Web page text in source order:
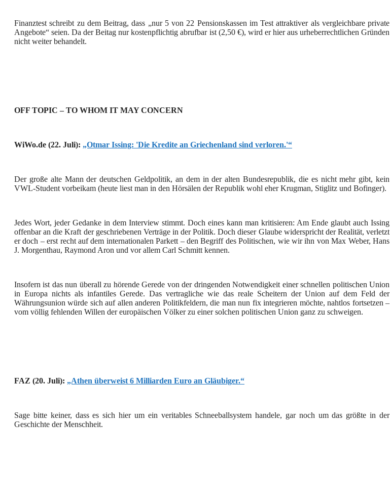
Finanztest schreibt zu dem Beitrag, dass „nur 5 von 22 Pensionskassen im Test attraktiver als vergleichbare private
Angebote“ seien. Da der Beitag nur kostenpflichtig abrufbar ist (2,50 €), wird er hier aus urheberrechtlichen Gründen
nicht weiter behandelt.
OFF TOPIC – TO WHOM IT MAY CONCERN
WiWo.de (22. Juli): „Otmar Issing: 'Die Kredite an Griechenland sind verloren.'“
Der große alte Mann der deutschen Geldpolitik, an dem in der alten Bundesrepublik, die es nicht mehr gibt, kein
VWL-Student vorbeikam (heute liest man in den Hörsälen der Republik wohl eher Krugman, Stiglitz und Bofinger).
Jedes Wort, jeder Gedanke in dem Interview stimmt. Doch eines kann man kritisieren: Am Ende glaubt auch Issing
offenbar an die Kraft der geschriebenen Verträge in der Politik. Doch dieser Glaube widerspricht der Realität, verletzt
er doch – erst recht auf dem internationalen Parkett – den Begriff des Politischen, wie wir ihn von Max Weber, Hans
J. Morgenthau, Raymond Aron und vor allem Carl Schmitt kennen.
Insofern ist das nun überall zu hörende Gerede von der dringenden Notwendigkeit einer schnellen politischen Union
in Europa nichts als infantiles Gerede. Das vertragliche wie das reale Scheitern der Union auf dem Feld der
Währungsunion würde sich auf allen anderen Politikfeldern, die man nun fix integrieren möchte, nahtlos fortsetzen –
vom völlig fehlenden Willen der europäischen Völker zu einer solchen politischen Union ganz zu schweigen.
FAZ (20. Juli): „Athen überweist 6 Milliarden Euro an Gläubiger.“
Sage bitte keiner, dass es sich hier um ein veritables Schneeballsystem handele, gar noch um das größte in der
Geschichte der Menschheit.